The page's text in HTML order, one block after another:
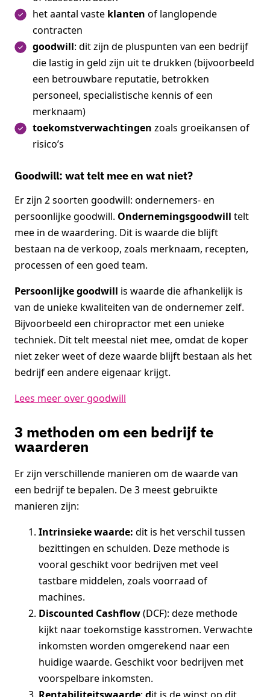
het aantal vaste klanten of langlopende
contracten
goodwill: dit zijn de pluspunten van een bedrijf
die lastig in geld zijn uit te drukken (bijvoorbeeld
een betrouwbare reputatie, betrokken
personeel, specialistische kennis of een
merknaam)
toekomstverwachtingen zoals groeikansen of
risico’s
Goodwill: wat telt mee en wat niet?
Er zijn 2 soorten goodwill: ondernemers- en
persoonlijke goodwill. Ondernemingsgoodwill telt
mee in de waardering. Dit is waarde die blijft
bestaan na de verkoop, zoals merknaam, recepten,
processen of een goed team.
Persoonlijke goodwill is waarde die afhankelijk is
van de unieke kwaliteiten van de ondernemer zelf.
Bijvoorbeeld een chiropractor met een unieke
techniek. Dit telt meestal niet mee, omdat de koper
niet zeker weet of deze waarde blijft bestaan als het
bedrijf een andere eigenaar krijgt.
Lees meer over goodwill
3 methoden om een bedrijf te
waarderen
Er zijn verschillende manieren om de waarde van
een bedrijf te bepalen. De 3 meest gebruikte
manieren zijn:
Intrinsieke waarde: dit is het verschil tussen
bezittingen en schulden. Deze methode is
vooral geschikt voor bedrijven met veel
tastbare middelen, zoals voorraad of
machines.
Discounted Cashflow(DCF): deze methode
kijkt naar toekomstige kasstromen. Verwachte
inkomsten worden omgerekend naar een
huidige waarde. Geschikt voor bedrijven met
voorspelbare inkomsten.